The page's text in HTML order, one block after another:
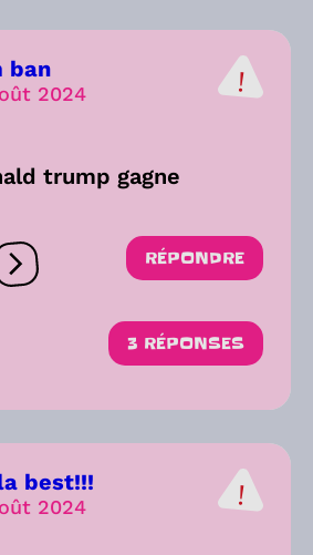
ban
2024
trump gagne
Ouvrir les réactions
RÉPONDRE
3 RÉPONSES
best!!!
2024